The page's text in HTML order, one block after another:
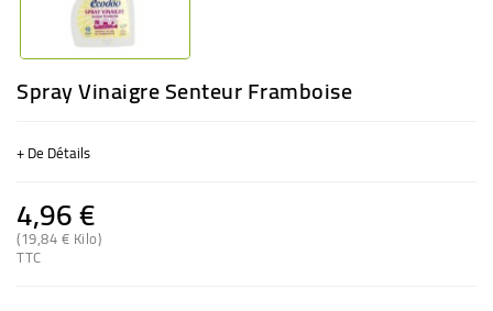
Spray Vinaigre Senteur Framboise
+ De Détails
4,96 €
(19,84 € Kilo)
TTC